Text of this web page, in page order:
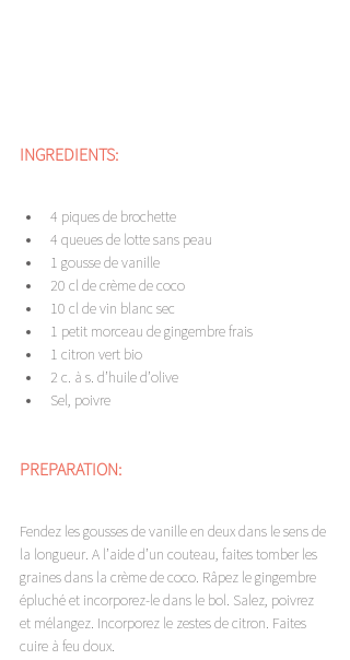
INGREDIENTS:
4 piques de brochette
4 queues de lotte sans peau
1 gousse de vanille
20 cl de crème de coco
10 cl de vin blanc sec
1 petit morceau de gingembre frais
1 citron vert bio
2 c. à s. d’huile d’olive
Sel, poivre
PREPARATION:
Fendez les gousses de vanille en deux dans le sens de
la longueur. A l’aide d’un couteau, faites tomber les
graines dans la crème de coco. Râpez le gingembre
épluché et incorporez-le dans le bol. Salez, poivrez
et mélangez. Incorporez le zestes de citron. Faites
cuire à feu doux.